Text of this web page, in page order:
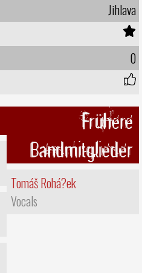
Jihlava
0
Frühere
Bandmitglieder
Tomáš Rohá?ek
Vocals